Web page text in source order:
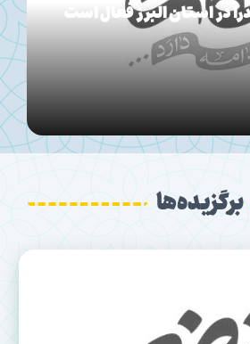
برگزیده‌ها